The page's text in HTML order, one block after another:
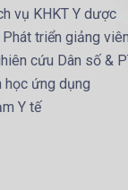
vụ KHKT Y dược
Phát triển giảng
cứu Dân số &
học ứng dụng
Y tế